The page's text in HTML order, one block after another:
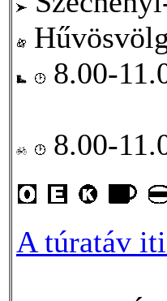
8.00-
8.00-
A túratáv